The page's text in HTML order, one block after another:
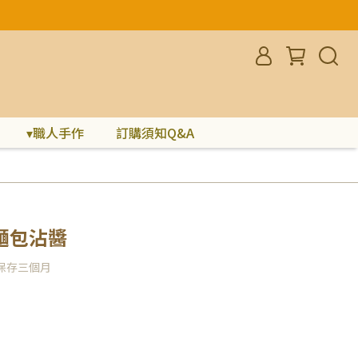
▾職人手作 訂購須知Q&A
包沾醬
存三個月